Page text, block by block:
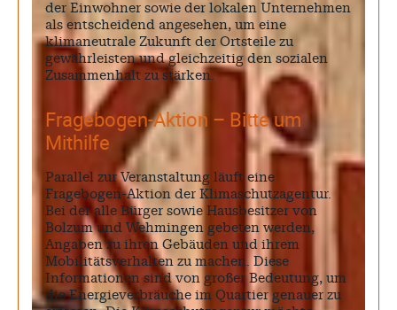
der Einwohner sowie der lokalen Unternehmen
als entscheidend angesehen, um eine
klimaneutrale Zukunft der Ortsteile zu
gewährleisten und gleichzeitig den sozialen
Zusammenhalt zu stärken.
Fragebogen-Aktion – Bitte um
Mithilfe
Parallel zur Veranstaltung läuft eine
Fragebogen-Aktion der Klimaschutzagentur.
Bei der alle Bürger sowie Hausbesitzer von
Bolzum und Wehmingen gebeten werden,
Angaben zu ihren Gebäuden und ihrem
Mobilitätsverhalten zu machen. Diese
Informationen sind von großer Bedeutung, um
die Energieverbräuche im Quartier genauer zu